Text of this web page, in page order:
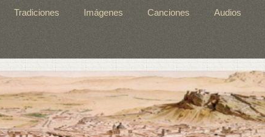
Tradiciones Imágenes Canciones Audios